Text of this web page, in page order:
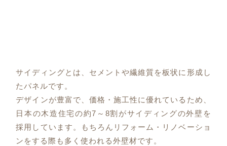
サイディングとは、セメントや繊維質を板状に形成し
たパネルです。
デザインが豊富で、価格・施工性に優れているため、
日本の木造住宅の約7～8割がサイディングの外壁を
採用しています。もちろんリフォーム・リノベーショ
ンをする際も多く使われる外壁材です。